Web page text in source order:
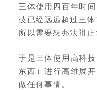
三体使用四百年时
技已经远远超过三体
所以需要想办法阻止
于是三体使用高科
东西）进行高维展
做任何事情。